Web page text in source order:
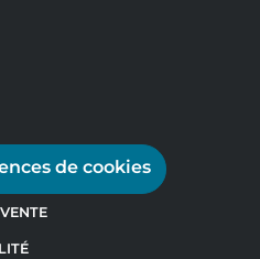
de cookies